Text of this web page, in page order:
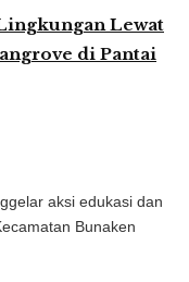
Lewat
di Pantai
aksi edukasi dan
Bunaken